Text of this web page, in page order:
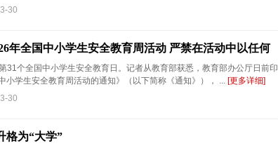
30
年全国中小学生安全教育周活动 严禁在活动中以任何
31个全国中小学生安全教育日。记者从教育部获悉，教育部办公厅日前印
小学生安全教育周活动的通知》（以下简称《通知》）， ... [更多详细]
30
格为“大学”